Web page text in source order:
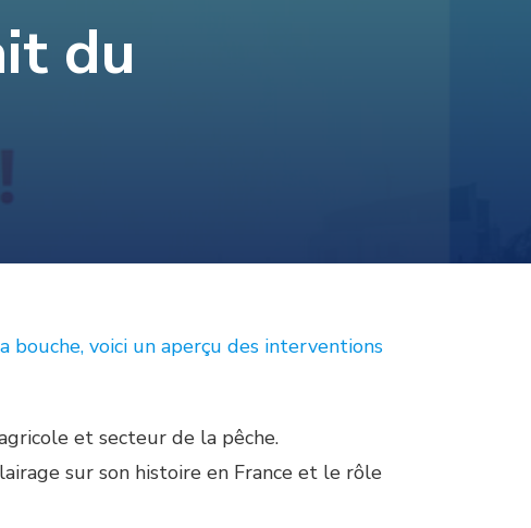
du
bouche, voici un aperçu des interventions
et secteur de la pêche.
sur son histoire en France et le rôle